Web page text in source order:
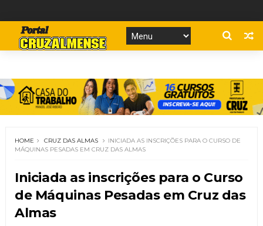
HOME CRUZ DAS ALMAS
INICIADA AS INSCRIÇÕES PARA O CURSO DE
MÁQUINAS PESADAS EM CRUZ DAS ALMAS
Iniciada as inscrições para o Curso
de Máquinas Pesadas em Cruz das
Almas